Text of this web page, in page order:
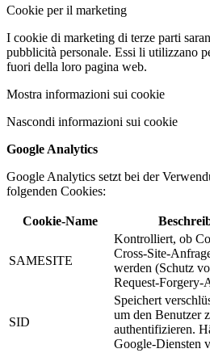
Cookie per il marketing
I cookie di marketing di terze parti
pubblicità personale. Essi li utilizzano
fuori della loro pagina web.
Mostra informazioni sui cookie
Nascondi informazioni sui cookie
Google Analytics
Google Analytics setzt bei der
folgenden Cookies:
Cookie-Name
SAMESITE
Kontrolliert, ob
Cross-Site-
werden (Schutz
Request-Forgery-
SID
Speichert
um den Benutzer
authentifizieren.
Google-Diensten